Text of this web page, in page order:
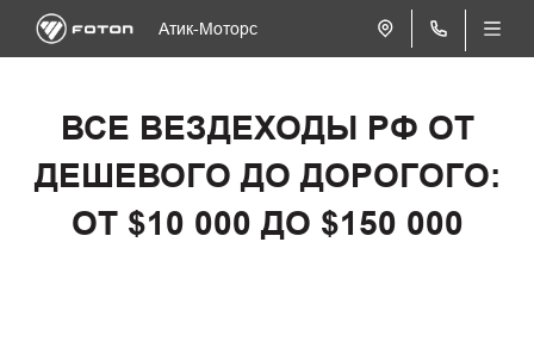
Атик-Моторс
ВСЕ ВЕЗДЕХОДЫ РФ ОТ
ДЕШЕВОГО ДО ДОРОГОГО:
ОТ $10 000 ДО $150 000